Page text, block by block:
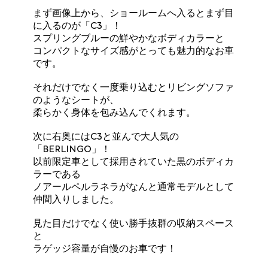
まず画像上から、ショールームへ入るとまず目
に入るのが「C3」！
スプリングブルーの鮮やかなボディカラーと
コンパクトなサイズ感がとっても魅力的なお車
です。
それだけでなく一度乗り込むとリビングソファ
のようなシートが、
柔らかく身体を包み込んでくれます。
次に右奥にはC3と並んで大人気の
「BERLINGO」！
以前限定車として採用されていた黒のボディカ
ラーである
ノアールペルラネラがなんと通常モデルとして
仲間入りしました。
見た目だけでなく使い勝手抜群の収納スペース
と
ラゲッジ容量が自慢のお車です！